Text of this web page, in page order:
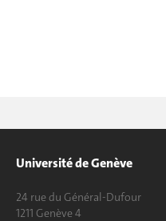
Université de Genève
24 rue du Général-Dufour
1211 Genève 4